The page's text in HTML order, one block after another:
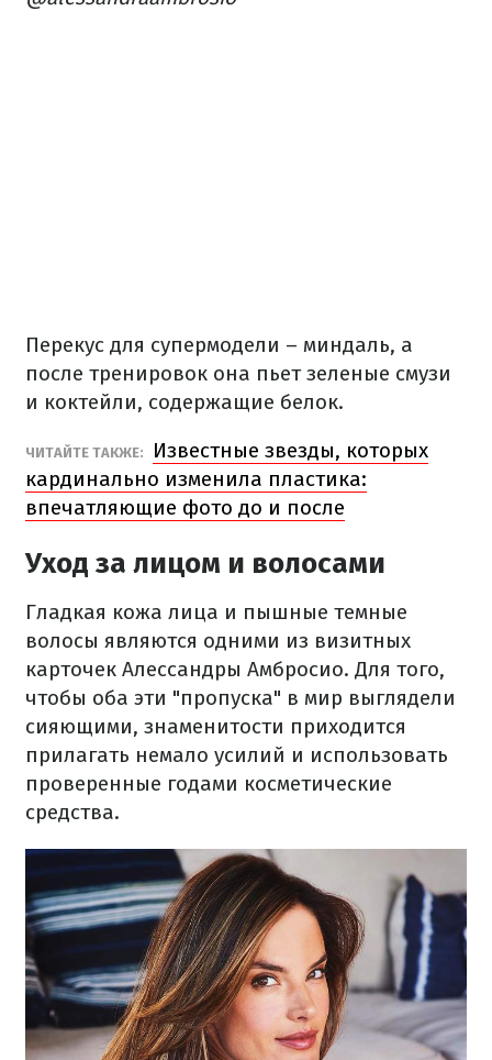
Перекус для супермодели – миндаль, а
после тренировок она пьет зеленые смузи
и коктейли, содержащие белок.
ЧИТАЙТЕ ТАКЖЕ:
Известные звезды, которых
кардинально изменила пластика:
впечатляющие фото до и после
Уход за лицом и волосами
Гладкая кожа лица и пышные темные
волосы являются одними из визитных
карточек Алессандры Амбросио. Для того,
чтобы оба эти "пропуска" в мир выглядели
сияющими, знаменитости приходится
прилагать немало усилий и использовать
проверенные годами косметические
средства.